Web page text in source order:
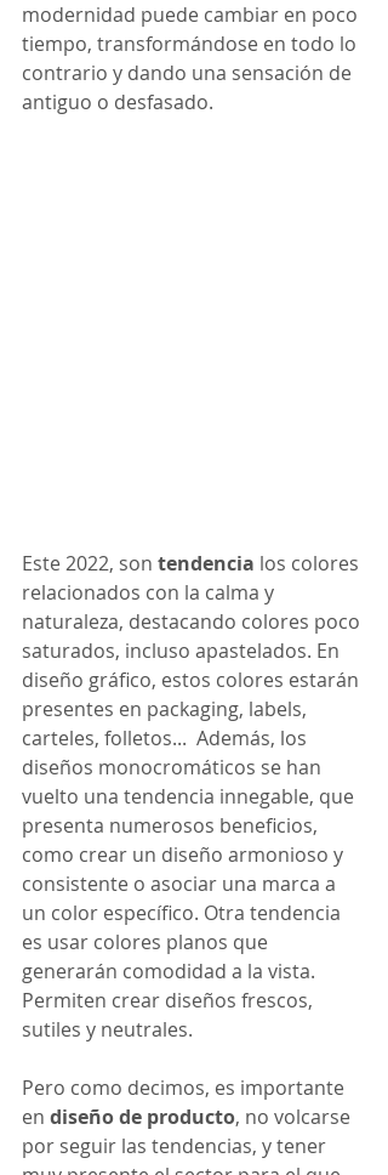
modernidad puede cambiar en poco
tiempo, transformándose en todo lo
contrario y dando una sensación de
antiguo o desfasado.
Este 2022, son tendencia los colores
relacionados con la calma y
naturaleza, destacando colores poco
saturados, incluso apastelados. En
diseño gráfico, estos colores estarán
presentes en packaging, labels,
carteles, folletos...  Además, los
diseños monocromáticos se han
vuelto una tendencia innegable, que
presenta numerosos beneficios,
como crear un diseño armonioso y
consistente o asociar una marca a
un color específico. Otra tendencia
es usar colores planos que
generarán comodidad a la vista.
Permiten crear diseños frescos,
sutiles y neutrales.
Pero como decimos, es importante
en diseño de producto, no volcarse
por seguir las tendencias, y tener